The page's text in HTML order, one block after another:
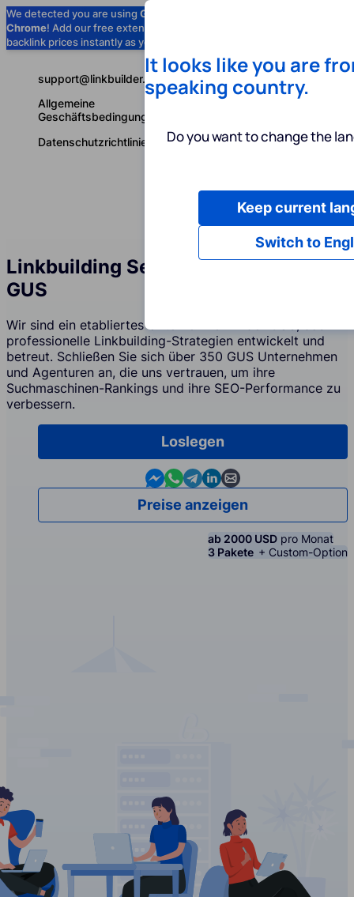
We detected you are using Google
Chrome! Add our free extension to check
backlink prices instantly as you browse.
Deutsch
support@linkbuilder.com
Allgemeine
Geschäftsbedingungen
Datenschutzrichtlinie
Linkbuilding Services Agentur in der
GUS
Wir sind ein etabliertes Unternehmen in der GUS, das
professionelle Linkbuilding-Strategien entwickelt und
betreut. Schließen Sie sich über 350 GUS Unternehmen
und Agenturen an, die uns vertrauen, um ihre
Suchmaschinen-Rankings und ihre SEO-Performance zu
verbessern.
Loslegen
Contact us in Messenger
Contact us in WhatsApp
Contact us in Telegram
Contact us in Linkedin
Contact us by email
Preise anzeigen
ab 2000 USD pro Monat
3 Pakete + Custom-Option
It looks like you are
speaking country.
Do you want to change the
Switch to
Keep current